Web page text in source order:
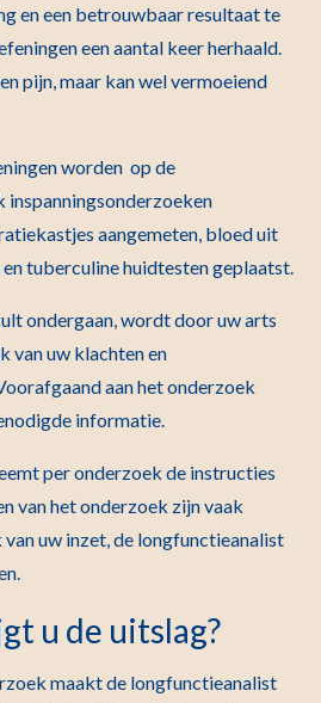
en een betrouwbaar resultaat te
een aantal keer herhaald.
pijn, maar kan wel vermoeiend
worden op de
aangemeten, bloed uit
tuberculine huidtesten geplaatst.
ondergaan, wordt door uw arts
van uw klachten en
aan het onderzoek
informatie.
per onderzoek de instructies
van het onderzoek zijn vaak
uw inzet, de longfunctieanalist
u de uitslag?
maakt de longfunctieanalist